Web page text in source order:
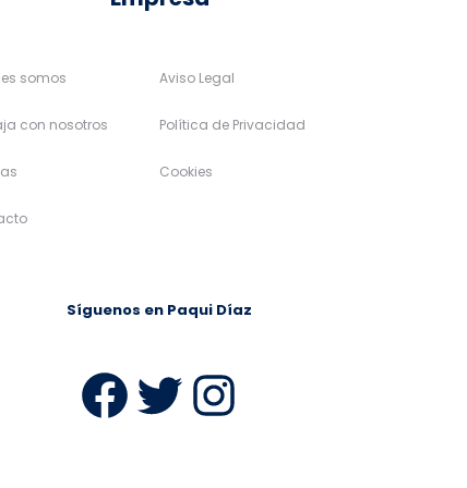
somos
con nosotros
Aviso Legal
Política de Privacidad
Cookies
Síguenos en Paqui Díaz
Facebook
Twitter